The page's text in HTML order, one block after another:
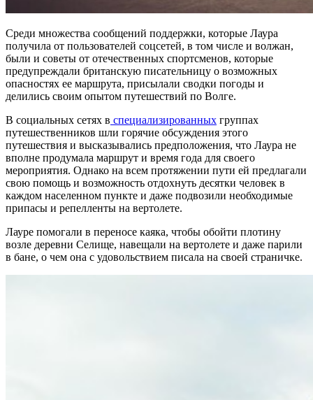
Cреди множества сообщений поддержки, которые Лаура
получила от пользователей соцсетей, в том числе и волжан,
были и советы от отечественных спортсменов, которые
предупреждали британскую писательницу о возможных
опасностях ее маршрута, присылали сводки погоды и
делились своим опытом путешествий по Волге.
В социальных сетях в специализированных группах
путешественников шли горячие обсуждения этого
путешествия и высказывались предположения, что Лаура не
вполне продумала маршрут и время года для своего
мероприятия. Однако на всем протяжении пути ей предлагали
свою помощь и возможность отдохнуть десятки человек в
каждом населенном пункте и даже подвозили необходимые
припасы и репелленты на вертолете.
Лауре помогали в переносе каяка, чтобы обойти плотину
возле деревни Селище, навещали на вертолете и даже парили
в бане, о чем она с удовольствием писала на своей страничке.